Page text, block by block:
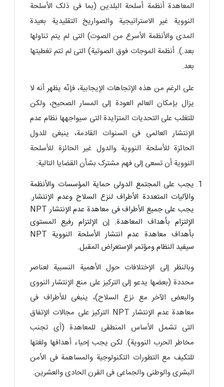
المعاهدة أنظمة أسلحة البلدین (بما فی ذلک الأسلحة
النوویة غیر الاستراتیجیة والصواریخ التقلیدیة بعیدة
المدى والأنظمة الأسرع من الصوت) التی لم یتم تناولها
بعد.). أنظمة الموجات فوق الصوتیة) التی لم تتم تغطیتها
بعد.
على الرغم من هذه الإتجاهات الإیجابیة، فإنّه یظهر أنه لا
یزال بإمکان العالم العودة إلى المسار الصحیح، ولکن
للتغلب على التحدیات المتزایدة التی سیواجهها نظام عدم
الإنتشار العالمی فی السنوات القادمة، ینبغی للدول
الحائزة للأسلحة النوویة والدول غیر الحائزة للأسلحة
النوویة أن تسعى إلى فهم مشترک بشأن القضایا التالیة:
یجب على المجتمع الدولی حمایة المؤسسات والأنظمة
والآلیات المتعددة الأطراف لنزع السلاح وعدم الإنتشار.
یجب على جمیع الأطراف فی معاهدة عدم الإنتشار NPT
الإلتزام بأهداف المعاهدة. إن الإلتزام رفیع المستوى
بأهداف معاهدة عدم انتشار الأسلحة النوویة NPT
سیفید النظام ومؤتمر الإستعراض المقبل.
وبالنظر إلى الإختلافات حول الأهمیة النسبیة لعناصر
محددة (بعضها یدعو إلى الترکیز على منع الإنتشار النووی
والبعض الآخر مع نزع السلاح)، ینبغی للأطراف فی
معاهدة عدم الإنتشار NPT الترکیز على مجالات الإتفاق
التی تشمل الأساس المنطقی للمعاهدة (أی تجنب
مخاطر الحرب النوویة). لکن یجب إحیاء أهدافها ولغتها
للتکیف مع التطورات التکنولوجیة والمساهمة فی الأمن
البشری والوطنی والجماعی فی القرن الحادی والعشرین.